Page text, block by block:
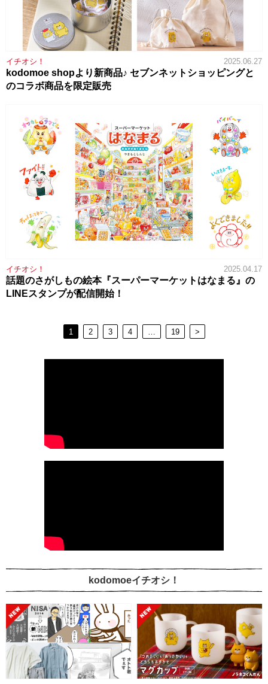
イチオシ！ 2025.06.27
kodomoe shopより新商品♪ セブンネットショッピングと
のコラボ商品を限定販売
イチオシ！ 2025.04.17
話題のさがしもの絵本『スーパーマーケットはなまる』の
LINEスタンプが配信開始！
1 2 3 4 19 >
kodomoeイチオシ！